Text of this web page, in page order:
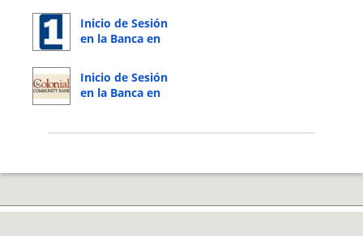
Bank Yuma
Inicio de Sesión
en la Banca en
National Bank of
Texas
Inicio de Sesión
en la Banca en
Community